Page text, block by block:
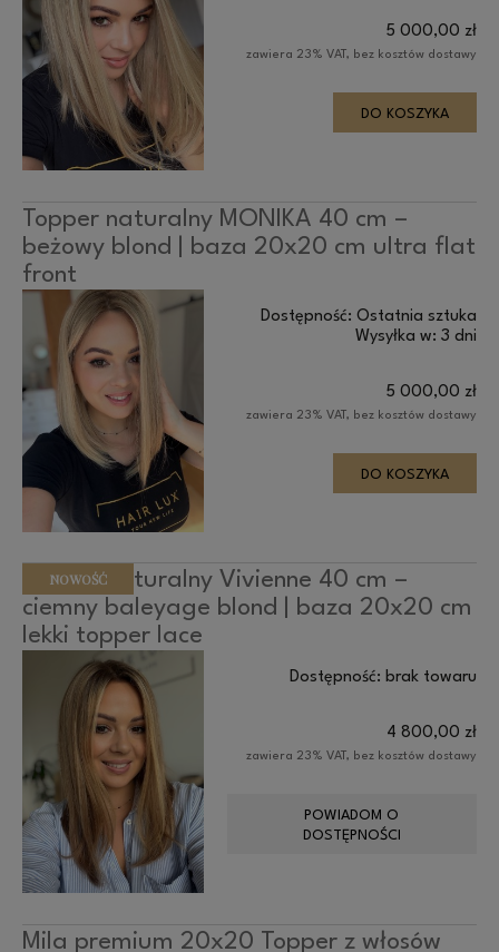
5 000,00 zł
zawiera 23% VAT, bez kosztów dostawy
DO KOSZYKA
Topper naturalny MONIKA 40 cm –
beżowy blond | baza 20x20 cm ultra flat
front
Dostępność: Ostatnia sztuka
Wysyłka w: 3 dni
5 000,00 zł
zawiera 23% VAT, bez kosztów dostawy
DO KOSZYKA
Topper naturalny Vivienne 40 cm –
ciemny baleyage blond | baza 20x20 cm
lekki topper lace
Dostępność: brak towaru
4 800,00 zł
zawiera 23% VAT, bez kosztów dostawy
POWIADOM O
DOSTĘPNOŚCI
NOWOŚĆ
Mila premium 20x20 Topper z włosów